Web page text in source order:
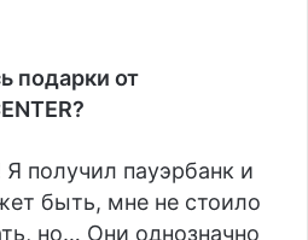
подарки от
получил пауэрбанк и
быть, мне не стоило
но… Они однозначно